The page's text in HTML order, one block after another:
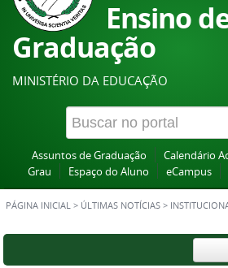
Ensino
Graduação
MINISTÉRIO DA EDUCAÇÃO
Assuntos de Graduação Calendário
Grau
Espaço do Aluno eCampus
PÁGINA INICIAL > ÚLTIMAS NOTÍCIAS >